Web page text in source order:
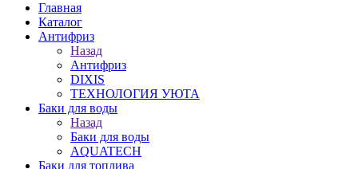
Главная
Каталог
Антифриз
Назад
Антифриз
DIXIS
ТЕХНОЛОГИЯ УЮТА
Баки для воды
Назад
Баки для воды
AQUATECH
Баки для топлива